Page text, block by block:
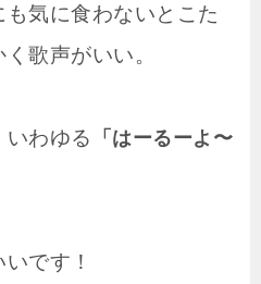
気に食わないとこた
歌声がいい。
いわゆる
「はーるーよ〜
です！